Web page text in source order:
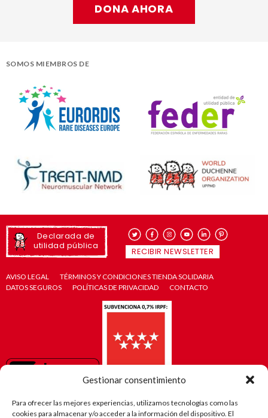
Gestionar consentimiento
Para ofrecer las mejores experiencias, utilizamos tecnologías como las
cookies para almacenar y/o acceder a la información del dispositivo. El
DONA AHORA
SOMOS MIEMBROS DE
Declarada de
utilidad pública
RECIBIR NEWSLETTER
AVISO LEGAL
TÉRMINOS Y CONDICIONES TIENDA SOLIDARIA
DATOS SEGUROS
POLÍTICAS DE PRIVACIDAD CONTACTO